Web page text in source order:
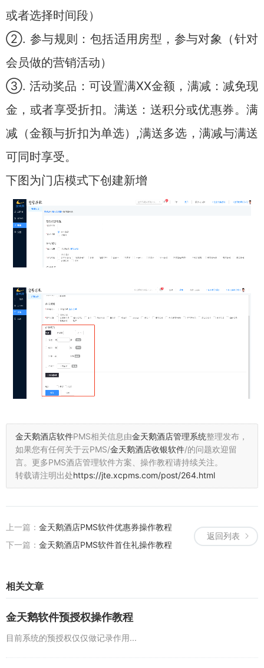
或者选择时间段）
②. 参与规则：包括适用房型，参与对象（针对
会员做的营销活动）
③. 活动奖品：可设置满XX金额，满减：减免现
金，或者享受折扣。满送：送积分或优惠券。满
减（金额与折扣为单选）,满送多选，满减与满送
可同时享受。
下图为门店模式下创建新增
金天鹅酒店软件PMS相关信息由金天鹅酒店管理系统整理发布，
如果您有任何关于云PMS/金天鹅酒店收银软件/的问题欢迎留
言。 更多PMS酒店管理软件方案、操作教程请持续关注。
转载请注明出处https://jte.xcpms.com/post/264.html
返回列表
上一篇： 金天鹅酒店PMS软件优惠券操作教程
下一篇： 金天鹅酒店PMS软件首住礼操作教程
相关文章
金天鹅软件预授权操作教程
目前系统的预授权仅仅做记录作用...